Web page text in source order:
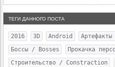
ТЕГИ ДАННОГО ПОСТА
2016 3D Android
Боссы / Bosses
Прокачка
Строительство / Constraction